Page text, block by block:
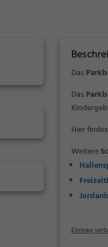
Das
Das
Hier
Weitere
Eintrag